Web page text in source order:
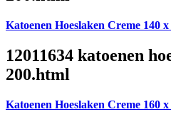
Katoenen Hoeslaken Creme 140 x
12011634 katoenen
200.html
Katoenen Hoeslaken Creme 160 x